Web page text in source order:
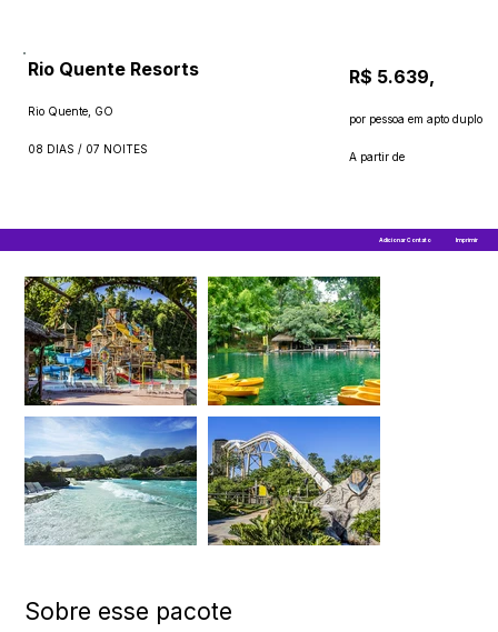
Adicionar Contato Imprimir
Rio Quente Resorts
Rio Quente, GO
08 DIAS / 07 NOITES
A partir de
R$ 5.639,
por pessoa em apto duplo
Sobre esse pacote